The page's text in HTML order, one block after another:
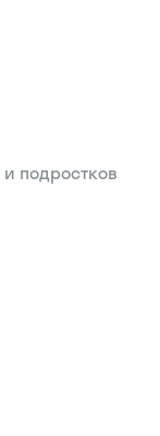
подростков